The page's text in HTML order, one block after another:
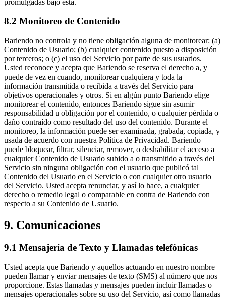
8.2 Monitoreo de Contenido
Bariendo no controla y no tiene obligación alguna de monitorear: (a)
Contenido de Usuario; (b) cualquier contenido puesto a disposición
por terceros; o (c) el uso del Servicio por parte de sus usuarios.
Usted reconoce y acepta que Bariendo se reserva el derecho a, y
puede de vez en cuando, monitorear cualquiera y toda la
información transmitida o recibida a través del Servicio para
objetivos operacionales y otros. Si en algún punto Bariendo elige
monitorear el contenido, entonces Bariendo sigue sin asumir
responsabilidad u obligación por el contenido, o cualquier pérdida o
daño contraído como resultado del uso del contenido. Durante el
monitoreo, la información puede ser examinada, grabada, copiada, y
usada de acuerdo con nuestra Política de Privacidad. Bariendo
puede bloquear, filtrar, silenciar, remover, o deshabilitar el acceso a
cualquier Contenido de Usuario subido a o transmitido a través del
Servicio sin ninguna obligación con el usuario que publicó tal
Contenido del Usuario en el Servicio o con cualquier otro usuario
del Servicio. Usted acepta renunciar, y así lo hace, a cualquier
derecho o remedio legal o comparable en contra de Bariendo con
respecto a su Contenido de Usuario.
9. Comunicaciones
9.1 Mensajería de Texto y Llamadas telefónicas
Usted acepta que Bariendo y aquellos actuando en nuestro nombre
pueden llamar y enviar mensajes de texto (SMS) al número que nos
proporcione. Estas llamadas y mensajes pueden incluir llamadas o
mensajes operacionales sobre su uso del Servicio, así como llamadas